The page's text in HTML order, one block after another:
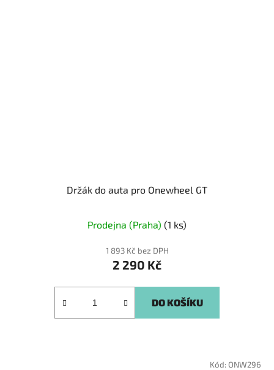
Držák do auta pro Onewheel GT
Prodejna (Praha) (1 ks)
1 893 Kč bez DPH
2 290 Kč
DO KOŠÍKU
Kód: ONW296